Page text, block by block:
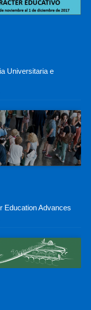
Universitaria e
Education Advances